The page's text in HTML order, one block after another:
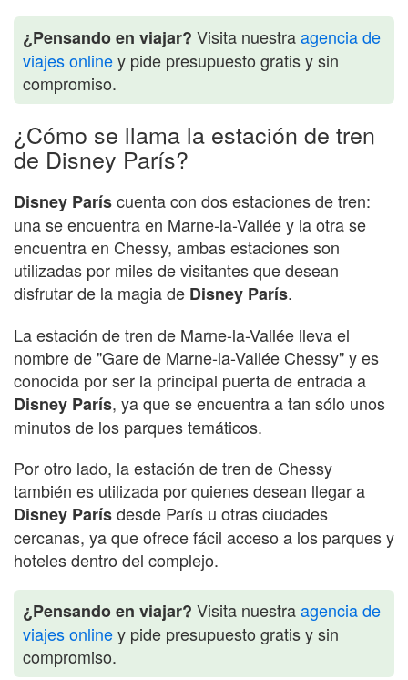
¿Pensando en viajar? Visita nuestraagencia de
viajes onliney pide presupuesto gratis y sin
compromiso.
¿Cómo se llama la estación de tren
de Disney París?
Disney Paríscuenta con dos estaciones de tren:
una se encuentra en Marne-la-Vallée y la otra se
encuentra en Chessy, ambas estaciones son
utilizadas por miles de visitantes que desean
disfrutar de la magia de Disney París.
La estación de tren de Marne-la-Vallée lleva el
nombre de "Gare de Marne-la-Vallée Chessy" y es
conocida por ser la principal puerta de entrada a
Disney París, ya que se encuentra a tan sólo unos
minutos de los parques temáticos.
Por otro lado, la estación de tren de Chessy
también es utilizada por quienes desean llegar a
Disney Parísdesde París u otras ciudades
cercanas, ya que ofrece fácil acceso a los parques y
hoteles dentro del complejo.
¿Pensando en viajar? Visita nuestraagencia de
viajes onliney pide presupuesto gratis y sin
compromiso.